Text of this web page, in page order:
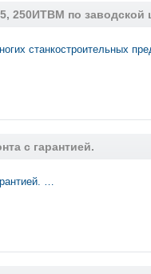
250ИТВМ по заводской
станкостроительных
с гарантией.
…